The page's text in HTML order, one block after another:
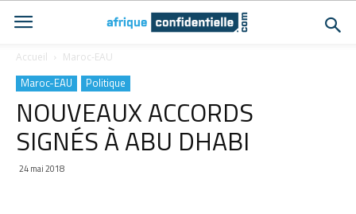
Accueil Maroc-EAU
Maroc-EAU Politique
NOUVEAUX ACCORDS
SIGNÉS À ABU DHABI
24 mai 2018